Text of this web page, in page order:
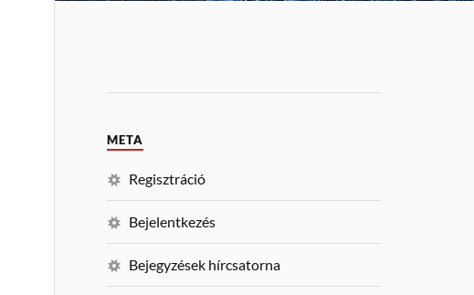
META
Regisztráció
Bejelentkezés
Bejegyzések hírcsatorna